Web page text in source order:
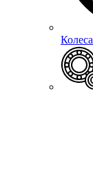
Колеса